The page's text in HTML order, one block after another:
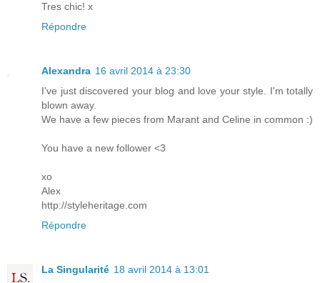
Tres chic! x
Répondre
Alexandra 16 avril 2014 à 23:30
I've just discovered your blog and love your style. I'm totally
blown away.
We have a few pieces from Marant and Celine in common :)
You have a new follower <3
xo
Alex
http://styleheritage.com
Répondre
La Singularité 18 avril 2014 à 13:01